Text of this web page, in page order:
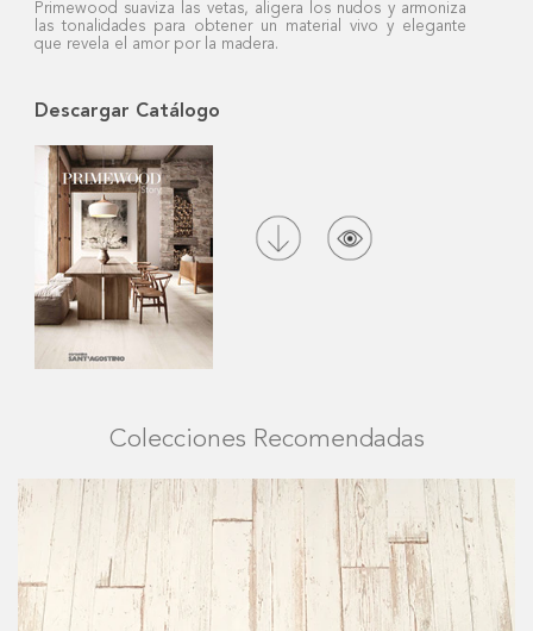
Descargar Catálogo
Primewood suaviza las vetas, aligera los nudos y armoniza
las tonalidades para obtener un material vivo y elegante
que revela el amor por la madera.
Colecciones Recomendadas